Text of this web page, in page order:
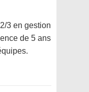
3 en gestion
de 5 ans